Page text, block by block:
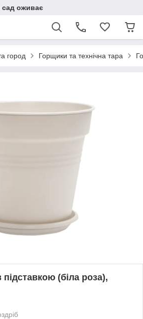
оживає
город Горщики та технічна тара
(біла роза),